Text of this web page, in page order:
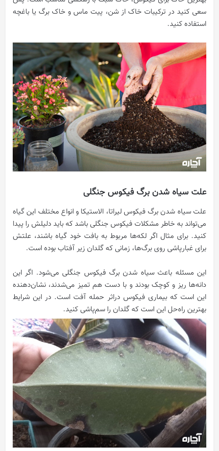
سعی کنید در ترکیبات خاک از شن، پیت ماس و خاک برگ یا باغچه
استفاده کنید.
علت سیاه شدن برگ فیکوس جنگلی
علت سیاه شدن برگ فیکوس لیراتا، الاستیکا و انواع مختلف این گیاه
می‌تواند به خاطر مشکلات فیکوس جنگلی باشد که باید دلیلش را پیدا
کنید. برای مثال اگر لکه‌ها مربوط به بافت خود گیاه باشند، علتش
برای غبارپاشی روی برگ‌ها، زمانی که گلدان زیر آفتاب بوده است.
این مسئله باعث سیاه شدن برگ فیکوس جنگلی می‌شود. اگر این
دانه‌ها ریز و کوچک بودند و با دست هم تمیز می‌شدند، نشان‌دهنده
این است که بیماری فیکوس دراثر حمله آفت است. در این شرایط
بهترین راه‌حل این است که گلدان را سم‌پاشی کنید.